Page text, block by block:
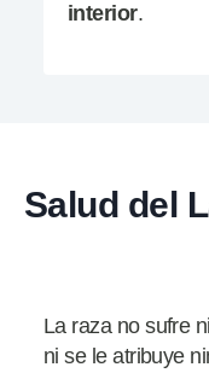
interior.
Salud del
La raza no sufre
ni se le atribuye